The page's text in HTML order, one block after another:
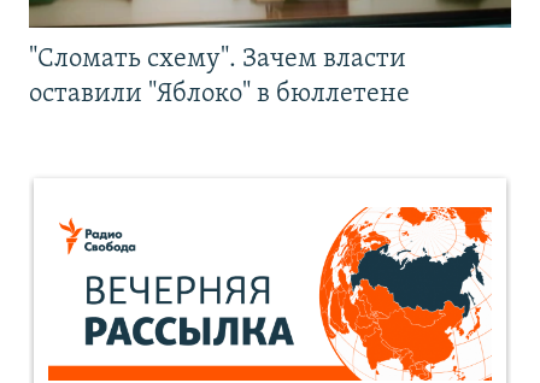
"Сломать схему". Зачем власти
оставили "Яблоко" в бюллетене